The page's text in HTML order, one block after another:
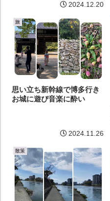
2024.12.20
旅
思い立ち新幹線で博多行き
お城に遊び音楽に酔い
2024.11.26
散策